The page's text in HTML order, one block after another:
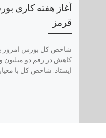
آغاز هفته کاری
قرمز
ایستاد. شاخص کل با